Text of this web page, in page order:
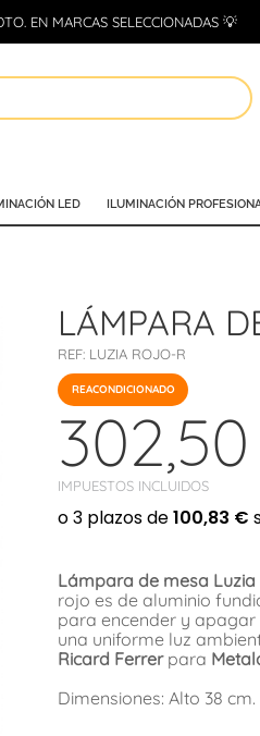
EN MARCAS SELECCIONADAS 💡
LED ILUMINACIÓN
LÁMPARA
REF: LUZIA ROJO-R
REACONDICIONADO
IMPUESTOS INCLUIDOS
Lámpara de mesa
rojo es de aluminio
para encender y
una uniforme luz
Ricard Ferrerpara
Dimensiones: Alto 38